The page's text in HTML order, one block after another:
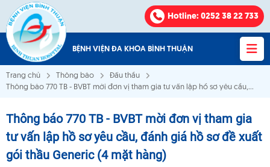
Hotline: 0252 38 22 733
BỆNH VIỆN ĐA KHOA BÌNH THUẬN
Bệnh viện Đa khoa Bình Thuận
VỀ CHÚNG TÔI
Trang chủ Thông báo
Đấu thầu
Thông báo 770 TB - BVBT mời đơn vị tham gia tư vấn lập hồ sơ yêu cầu,
Thông báo 770 TB - BVBT mời đơn vị tham gia
tư vấn lập hồ sơ yêu cầu, đánh giá hồ sơ đề xuất
gói thầu Generic (4 mặt hàng)